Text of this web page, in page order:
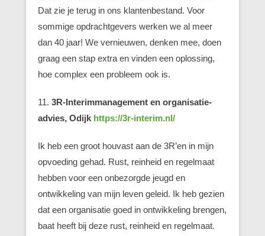
Dat zie je terug in ons klantenbestand. Voor
sommige opdrachtgevers werken we al meer
dan 40 jaar! We vernieuwen, denken mee, doen
graag een stap extra en vinden een oplossing,
hoe complex een probleem ook is.
11. 3R-Interimmanagement en organisatie-
advies, Odijk https://3r-interim.nl/
Ik heb een groot houvast aan de 3R’en in mijn
opvoeding gehad. Rust, reinheid en regelmaat
hebben voor een onbezorgde jeugd en
ontwikkeling van mijn leven geleid. Ik heb gezien
dat een organisatie goed in ontwikkeling brengen,
baat heeft bij deze rust, reinheid en regelmaat.